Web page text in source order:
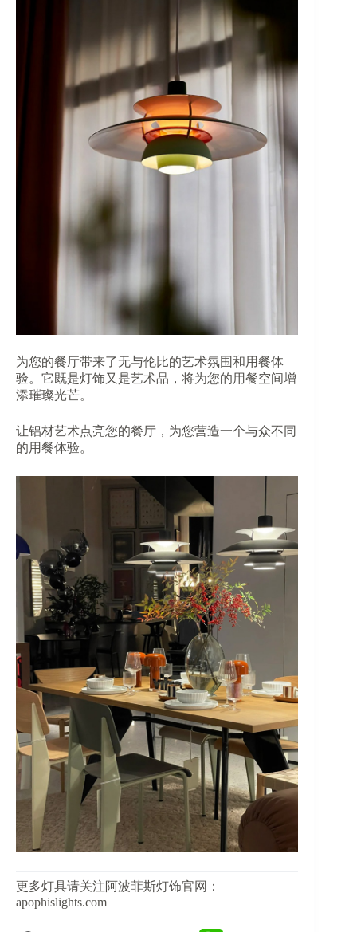
为您的餐厅带来了无与伦比的艺术氛围和用餐体
验。它既是灯饰又是艺术品，将为您的用餐空间增
添璀璨光芒。
让铝材艺术点亮您的餐厅，为您营造一个与众不同
的用餐体验。
更多灯具请关注阿波菲斯灯饰官网：
apophislights.com